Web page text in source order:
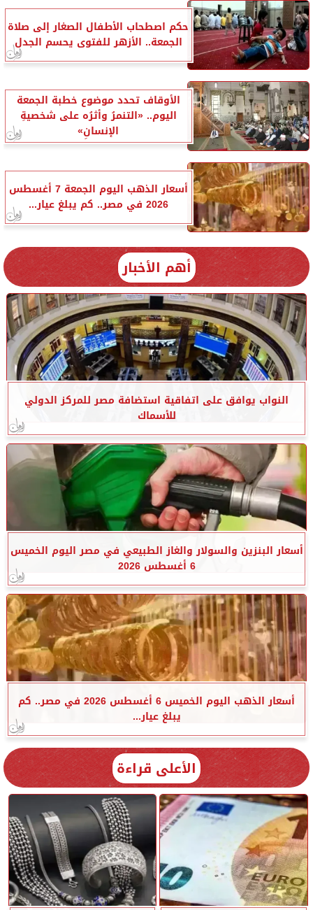
حكم اصطحاب الأطفال الصغار إلى صلاة
الجمعة.. الأزهر للفتوى يحسم الجدل
الأوقاف تحدد موضوع خطبة الجمعة
اليوم.. «التنمرُ وأثرُه على شخصيةِ
الإنسانِ»
أسعار الذهب اليوم الجمعة 7 أغسطس
2026 في مصر.. كم يبلغ عيار...
أهم الأخبار
النواب يوافق على اتفاقية استضافة مصر للمركز الدولي
للأسماك
أسعار البنزين والسولار والغاز الطبيعي في مصر اليوم الخميس
6 أغسطس 2026
أسعار الذهب اليوم الخميس 6 أغسطس 2026 في مصر.. كم
يبلغ عيار...
الأعلى قراءة